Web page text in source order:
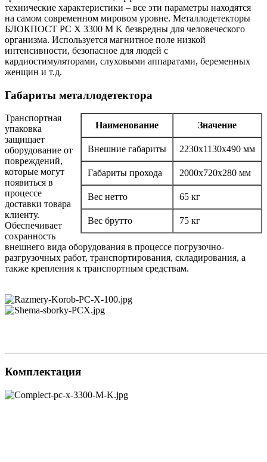
технические характеристики – все эти параметры находятся
на самом современном мировом уровне. Металлодетекторы
БЛОКПОСТ РС X 3300 M K безвредны для человеческого
организма. Используется магнитное поле низкой
интенсивности, безопасное для людей с
кардиостимуляторами, слуховыми аппаратами, беременных
женщин и т.д.
Габариты металлодетектора
Наименование Значение
Внешние габариты 2230х1130х490 мм
Габариты прохода 2000х720х280 мм
Вес нетто 65 кг
Вес брутто 75 кг
Транспортная
упаковка
защищает
оборудование от
повреждений,
которые могут
появиться в
процессе
доставки товара
клиенту.
Обеспечивает
сохранность
внешнего вида оборудования в процессе погрузочно-
разгрузочных работ, транспортирования, складирования, а
также крепления к транспортным средствам.
Комплектация